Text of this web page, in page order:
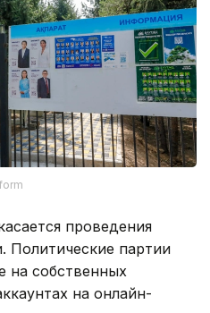
проведения
Политические партии
на собственных
на онлайн-